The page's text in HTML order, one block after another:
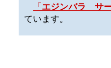
「 エジンバラ サ
ています。